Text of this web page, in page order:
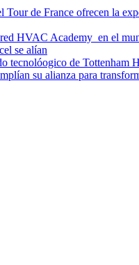
Tour de France ofrecen la
HVAC Academy en el
se alían
tecnolóogico de Tottenham
su alianza para